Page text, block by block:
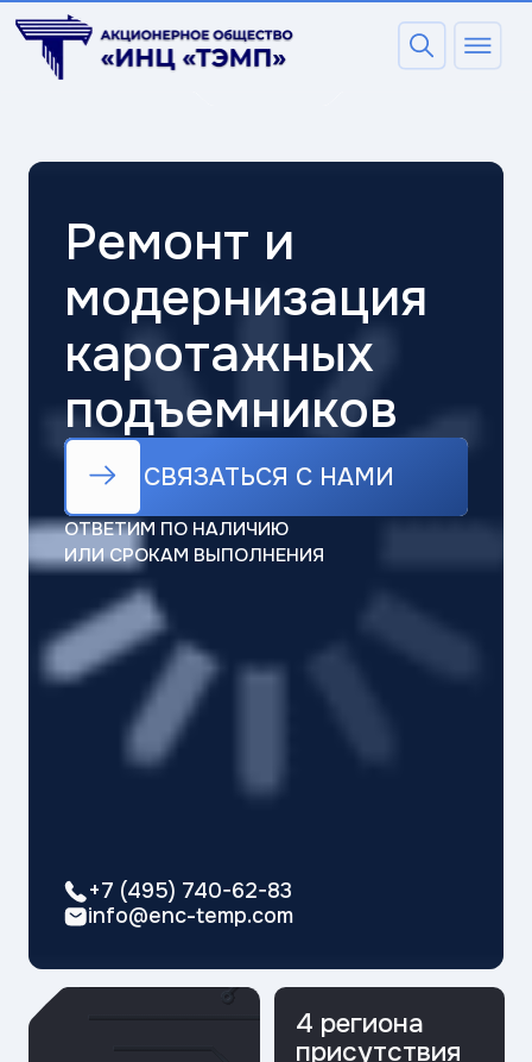
модернизация
каротажных
подъемников
СВЯЗАТЬСЯ С НАМИ
СВЯЗАТЬСЯ С НАМИ
ОТВЕТИМ ПО НАЛИЧИЮ
ИЛИ СРОКАМ ВЫПОЛНЕНИЯ
присутствия
Работаем
по всему миру
50+
лет на рынке
+7 (495) 740-62-83
info@enc-temp.com